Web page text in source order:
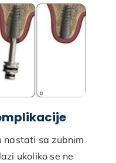
nastati sa zubnim
ukoliko se ne